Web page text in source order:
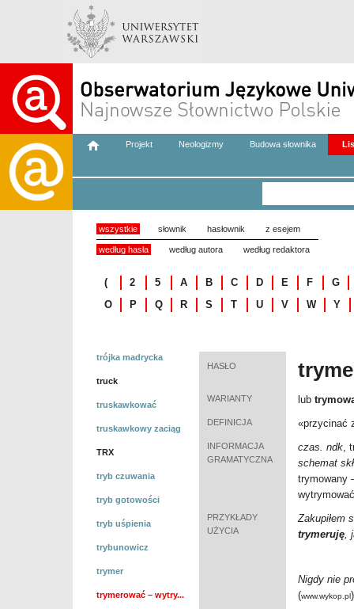
Projekt Neologizmy Budowa słownika
wszystkie słownik hasłownik z esejem
według hasła według autora według redaktora
( 2 5 A B C D E F
G
O
P Q R S T U V W Y
trójka madrycka
truck
truskawkować
truskawkowy zaciąg
TRX
tryb czuwania
tryb gotowości
tryb uśpienia
trybunowicz
trymer
trymerować – wytry...
HASŁO
WARIANTY lub
DEFINICJA «przycinać
INFORMACJA
GRAMATYCZNA
czas. ndk,
schemat
trymowany
PRZYKŁADY
UŻYCIA
Zakupiłem
trymeruję,
Nigdy nie
(www.wykop.pl